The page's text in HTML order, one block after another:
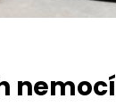
nemocí